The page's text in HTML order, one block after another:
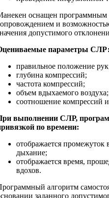
оснащен программным
и
допустимого
параметры СЛР:
правильное положение
глубина компрессий;
частота компрессий;
объем вдыхаемого воздуха;
соотношение компрессий
выполнении СЛР,
по времени:
отображается промежуток
дыхание;
отображается время,
вдохов.
алгоритм
заданного